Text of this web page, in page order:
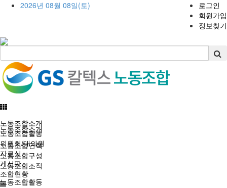
2026년 08월 08일(토)
로그인
회원가입
정보찾기
노동조합소개
노동조합연혁
노동조합구성
노동조합조직
노동조합활동
노동조합소개
노동조합활동
위원회/대의원
자료실
게시판
조합현황